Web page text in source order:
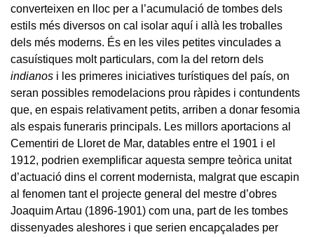
converteixen en lloc per a l’acumulació de tombes dels
estils més diversos on cal isolar aquí i allà les troballes
dels més moderns. És en les viles petites vinculades a
casuístiques molt particulars, com la del retorn dels
indianos i les primeres iniciatives turístiques del país, on
seran possibles remodelacions prou ràpides i contundents
que, en espais relativament petits, arriben a donar fesomia
als espais funeraris principals. Les millors aportacions al
Cementiri de Lloret de Mar, datables entre el 1901 i el
1912, podrien exemplificar aquesta sempre teòrica unitat
d’actuació dins el corrent modernista, malgrat que escapin
al fenomen tant el projecte general del mestre d’obres
Joaquim Artau (1896-1901) com una, part de les tombes
dissenyades aleshores i que serien encapçalades per